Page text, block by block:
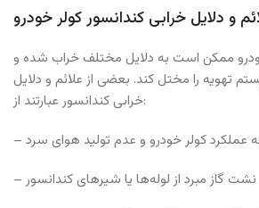
ممکن است به دلایل مختلف خراب شده و
تهویه را مختل کند. بعضی از علائم و دلایل
خرابی کندانسور عبارتند از:
عملکرد کولر خودرو و عدم تولید هوای سرد
– نشت گاز مبرد از لوله‌ها یا شیرهای کندانسور